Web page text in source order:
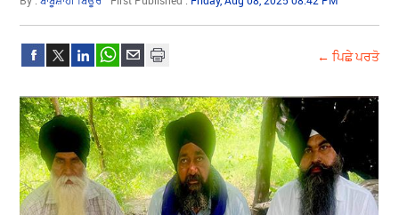
← ਪਿਛੇ ਪਰਤੋ